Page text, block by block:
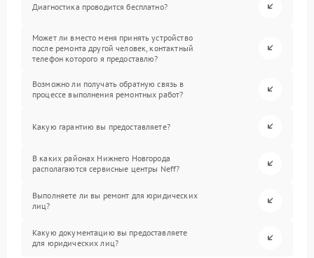
Диагностика проводится бесплатно?
Может ли вместо меня принять устройство
после ремонта другой человек, контактный
телефон которого я предоставлю?
Возможно ли получать обратную связь в
процессе выполнения ремонтных работ?
Какую гарантию вы предоставляете?
В каких районах Нижнего Новгорода
располагаются сервисные центры Neff?
Выполняете ли вы ремонт для юридических
лиц?
Какую документацию вы предоставляете
для юридических лиц?